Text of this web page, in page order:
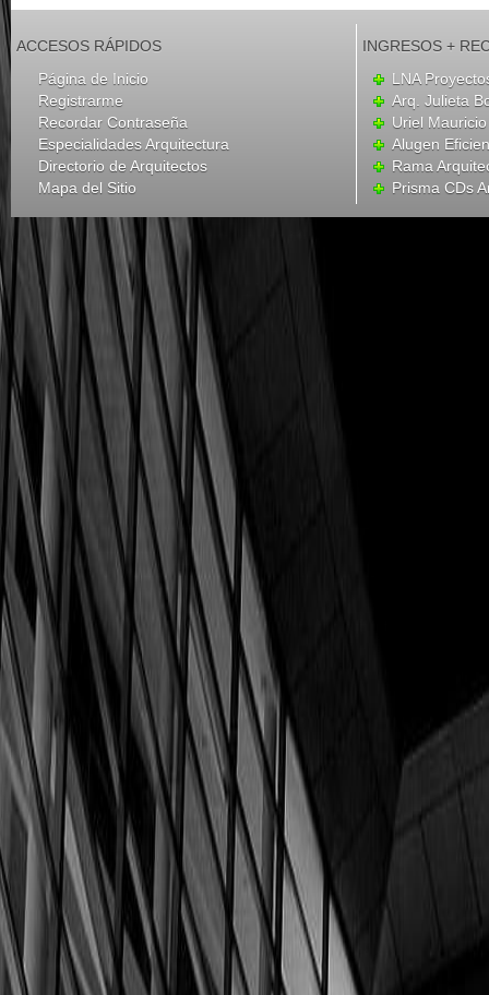
ACCESOS RÁPIDOS
Página de Inicio
Registrarme
Recordar Contraseña
Especialidades Arquitectura
Directorio de Arquitectos
Mapa del Sitio
INGRESOS +
LNA
Arq. Julieta
Uriel
Alugen
Rama
Prisma CDs